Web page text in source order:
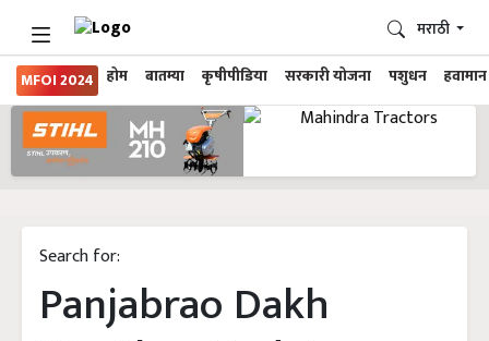
MFOI 2024 होम बातम्या कृषीपीडिया सरकारी योजना पशुधन हवामान
मराठी
Search for:
Panjabrao Dakh